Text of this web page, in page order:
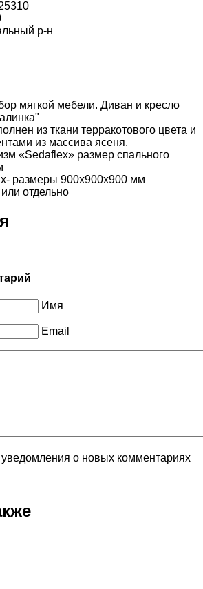
р-н
мягкой мебели. Диван и кресло
из ткани терракотового цвета и
из массива ясеня.
«Sedaflex» размер спального
размеры 900х900х900 мм
отдельно
Имя
Email
уведомления о новых комментариях